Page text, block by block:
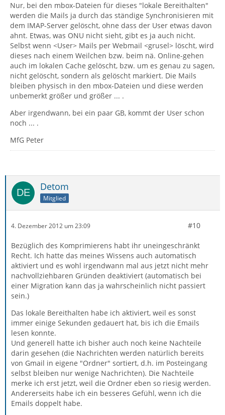
Nur, bei den mbox-Dateien für dieses "lokale Bereithalten"
werden die Mails ja durch das ständige Synchronisieren mit
dem IMAP-Server gelöscht, ohne dass der User etwas davon
ahnt. Etwas, was ONU nicht sieht, gibt es ja auch nicht.
Selbst wenn <User> Mails per Webmail <grusel> löscht, wird
dieses nach einem Weilchen bzw. beim nä. Online-gehen
auch im lokalen Cache gelöscht, bzw. um es genau zu sagen,
nicht gelöscht, sondern als gelöscht markiert. Die Mails
bleiben physisch in den mbox-Dateien und diese werden
unbemerkt größer und größer ... .
Aber irgendwann, bei ein paar GB, kommt der User schon
noch ... .
MfG Peter
Detom
Mitglied
4. Dezember 2012 um 23:09 #10
Bezüglich des Komprimierens habt ihr uneingeschränkt
Recht. Ich hatte das meines Wissens auch automatisch
aktiviert und es wohl irgendwann mal aus jetzt nicht mehr
nachvollziehbaren Gründen deaktiviert (automatisch bei
einer Migration kann das ja wahrscheinlich nicht passiert
sein.)
Das lokale Bereithalten habe ich aktiviert, weil es sonst
immer einige Sekunden gedauert hat, bis ich die Emails
lesen konnte.
Und generell hatte ich bisher auch noch keine Nachteile
darin gesehen (die Nachrichten werden natürlich bereits
von Gmail in eigene "Ordner" sortiert, d.h. im Posteingang
selbst bleiben nur wenige Nachrichten). Die Nachteile
merke ich erst jetzt, weil die Ordner eben so riesig werden.
Andererseits habe ich ein besseres Gefühl, wenn ich die
Emails doppelt habe.